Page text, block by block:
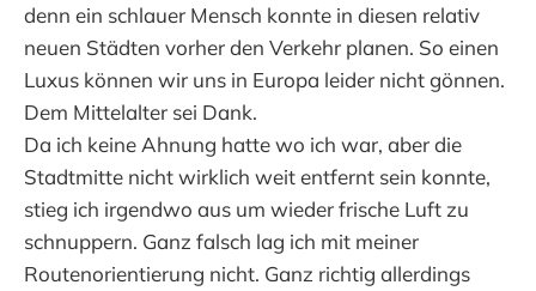
denn ein schlauer Mensch konnte in diesen relativ
neuen Städten vorher den Verkehr planen. So einen
Luxus können wir uns in Europa leider nicht gönnen.
Dem Mittelalter sei Dank.
Da ich keine Ahnung hatte wo ich war, aber die
Stadtmitte nicht wirklich weit entfernt sein konnte,
stieg ich irgendwo aus um wieder frische Luft zu
schnuppern. Ganz falsch lag ich mit meiner
Routenorientierung nicht. Ganz richtig allerdings